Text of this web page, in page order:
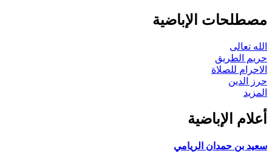
مصطلحات الإباضية
الله تعالى
حريم الطريق
الاحرام للصلاة
حرز الدين
المزيد
أعلام الإباضية
سعيد بن حمدان الريامي